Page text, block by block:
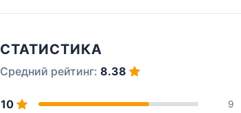
СТАТИСТИКА
Средний рейтинг: 8.38
10 9